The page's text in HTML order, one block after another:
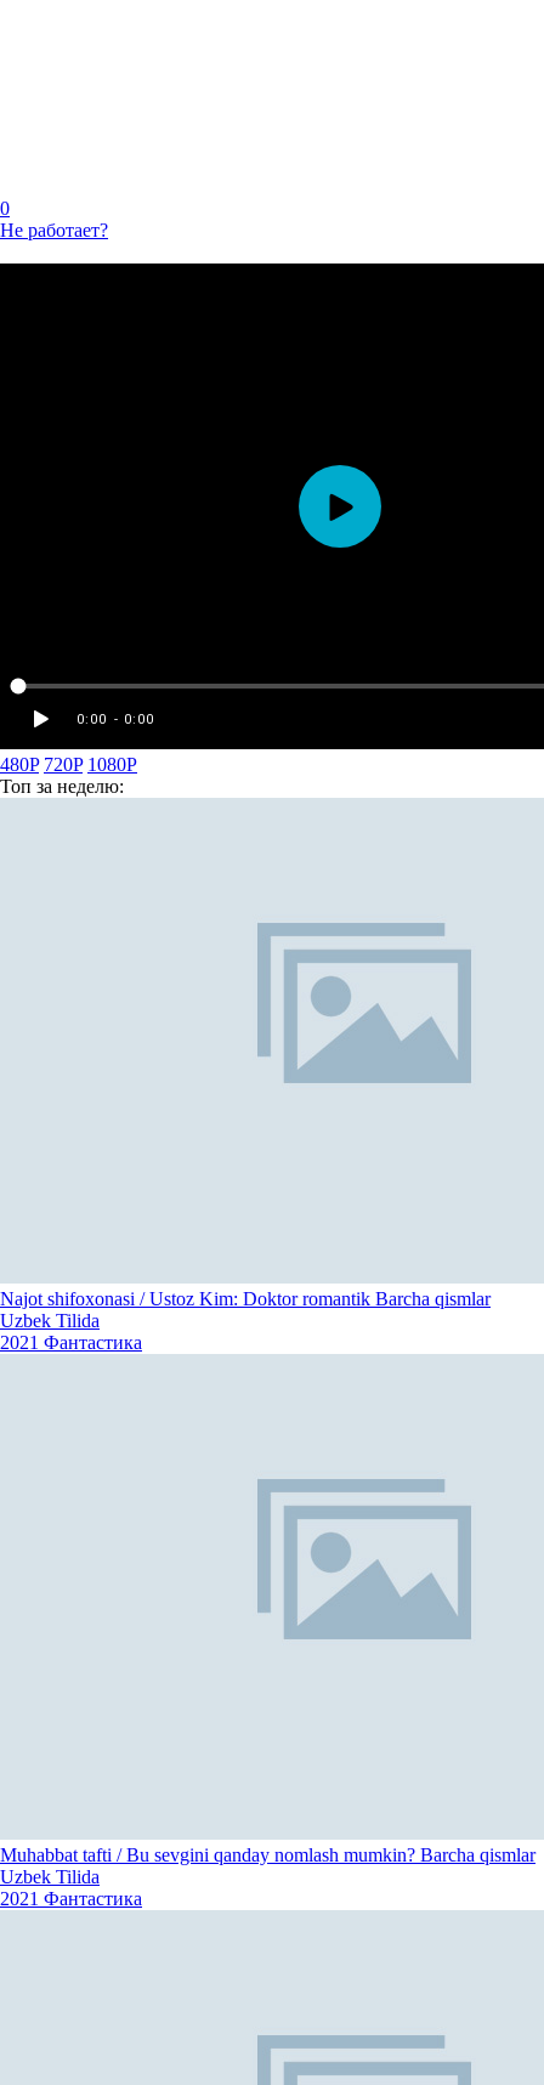
0
Не работает?
480P 720P 1080P
Топ за неделю:
Najot shifoxonasi / Ustoz Kim: Doktor romantik Barcha qismlar
Uzbek Tilida
2021 Фантастика
Muhabbat tafti / Bu sevgini qanday nomlash mumkin? Barcha qismlar
Uzbek Tilida
2021 Фантастика